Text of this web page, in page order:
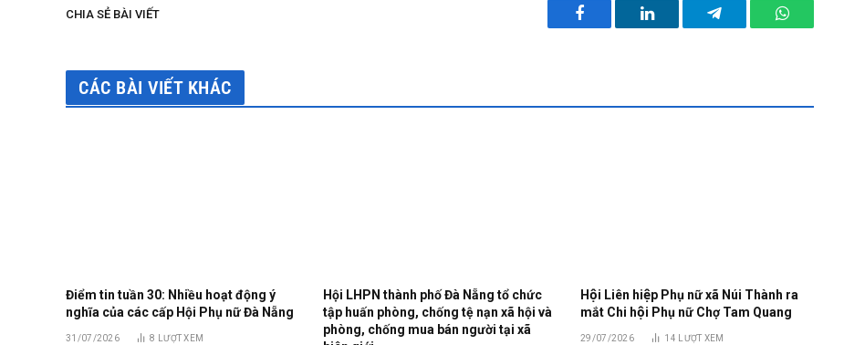
CHIA SẺ BÀI VIẾT
Facebook LinkedIn Telegram WhatsApp
CÁC BÀI VIẾT KHÁC
Điểm tin tuần 30: Nhiều hoạt động ý
nghĩa của các cấp Hội Phụ nữ Đà Nẵng
31/07/2026 8 LƯỢT XEM
Hội LHPN thành phố Đà Nẵng tổ chức
tập huấn phòng, chống tệ nạn xã hội và
phòng, chống mua bán người tại xã
Hội Liên hiệp Phụ nữ xã Núi Thành ra
mắt Chi hội Phụ nữ Chợ Tam Quang
29/07/2026 14 LƯỢT XEM